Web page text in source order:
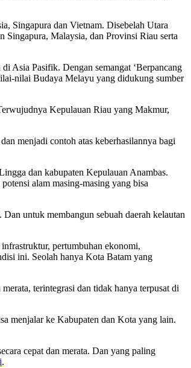
Singapura dan Vietnam. Disebelah Utara
Singapura, Malaysia, dan Provinsi Riau serta
Asia Pasifik. Dengan semangat ‘Berpancang
nilai Budaya Melayu yang didukung sumber
Kepulauan Riau yang Makmur,
menjadi contoh atas keberhasilannya bagi
dan kabupaten Kepulauan Anambas.
alam masing-masing yang bisa
untuk membangun sebuah daerah kelautan
pertumbuhan ekonomi,
ini. Seolah hanya Kota Batam yang
terintegrasi dan tidak hanya terpusat di
menjalar ke Kabupaten dan Kota yang lain.
cepat dan merata. Dan yang paling
.